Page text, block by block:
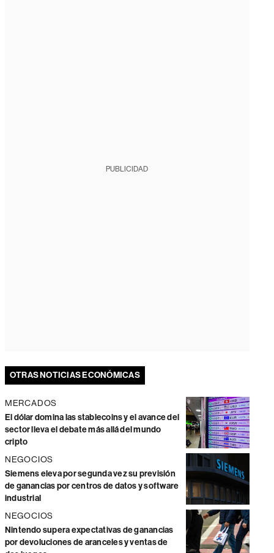
PUBLICIDAD
OTRAS NOTICIAS ECONÓMICAS
MERCADOS
El dólar domina las stablecoins y el avance del
sector lleva el debate más allá del mundo
cripto
NEGOCIOS
Siemens eleva por segunda vez su previsión
de ganancias por centros de datos y software
industrial
NEGOCIOS
Nintendo supera expectativas de ganancias
por devoluciones de aranceles y ventas de